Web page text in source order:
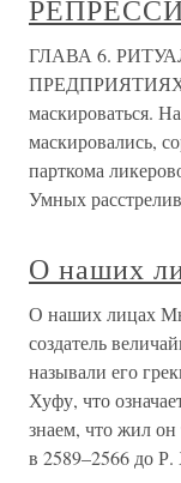
ГЛАВА 6.
ПРЕДПРИЯТИЯХ
маскироваться.
маскировались,
парткома
Умных
О наших
О наших лицах
создатель
называли его
Хуфу, что
знаем, что жил
в 2589–2566 до